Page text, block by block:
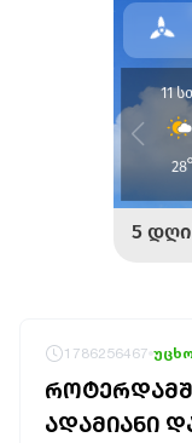
1786256467
ᲐᲓᲐᲛᲘᲐᲜᲘ